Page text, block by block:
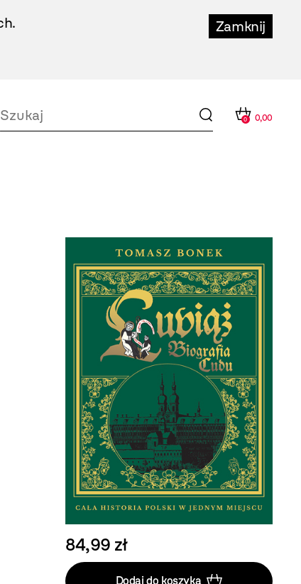
Zamknij
0 0,00
84,99 zł
Dodaj do koszyka